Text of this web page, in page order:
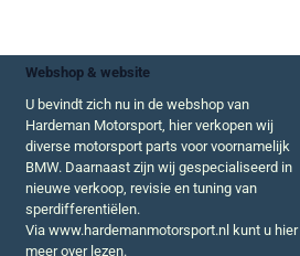
Webshop & website
U bevindt zich nu in de webshop van
Hardeman Motorsport, hier verkopen wij
diverse motorsport parts voor voornamelijk
BMW. Daarnaast zijn wij gespecialiseerd in
nieuwe verkoop, revisie en tuning van
sperdifferentiëlen.
Viawww.hardemanmotorsport.nl kunt u hier
meer over lezen.